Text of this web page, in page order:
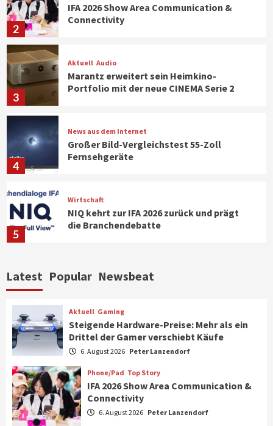
2
IFA 2026 Show Area Communication &
Connectivity
3
Aktuell Audio
Marantz erweitert sein Heimkino-
Portfolio mit der neue CINEMA Serie 2
4
News aus dem Internet
Großer Bild-Vergleichstest 55-Zoll
Fernsehgeräte
5
Wirtschaft
NIQ kehrt zur IFA 2026 zurück und prägt
die Branchendebatte
6
CHERRY baut Vertriebsteam in
7
Smart Living Top Story
Verbraucher setzen immer mehr auf
Aktuell
Steigende Hardware-Preise: Mehr als ein
Latest Popular Newsbeat
Aktuell Gaming
Steigende Hardware-Preise: Mehr als ein
Drittel der Gamer verschiebt Käufe
6. August 2026 Peter Lanzendorf
Phone/Pad Top Story
IFA 2026 Show Area Communication &
Connectivity
6. August 2026 Peter Lanzendorf